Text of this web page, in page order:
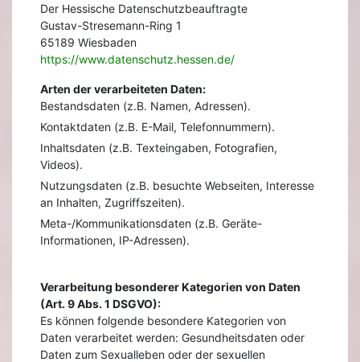
Der Hessische Datenschutzbeauftragte
Gustav-Stresemann-Ring 1
65189 Wiesbaden
https://www.datenschutz.hessen.de/
Arten der verarbeiteten Daten:
Bestandsdaten (z.B. Namen, Adressen).
Kontaktdaten (z.B. E-Mail, Telefonnummern).
Inhaltsdaten (z.B. Texteingaben, Fotografien,
Videos).
Nutzungsdaten (z.B. besuchte Webseiten, Interesse
an Inhalten, Zugriffszeiten).
Meta-/Kommunikationsdaten (z.B. Geräte-
Informationen, IP-Adressen).
Verarbeitung besonderer Kategorien von Daten
(Art. 9 Abs. 1 DSGVO):
Es können folgende besondere Kategorien von
Daten verarbeitet werden: Gesundheitsdaten oder
Daten zum Sexualleben oder der sexuellen